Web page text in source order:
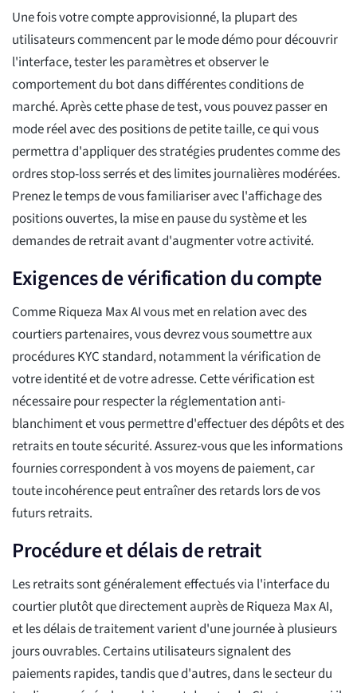
Une fois votre compte approvisionné, la plupart des
utilisateurs commencent par le mode démo pour découvrir
l'interface, tester les paramètres et observer le
comportement du bot dans différentes conditions de
marché. Après cette phase de test, vous pouvez passer en
mode réel avec des positions de petite taille, ce qui vous
permettra d'appliquer des stratégies prudentes comme des
ordres stop-loss serrés et des limites journalières modérées.
Prenez le temps de vous familiariser avec l'affichage des
positions ouvertes, la mise en pause du système et les
demandes de retrait avant d'augmenter votre activité.
Exigences de vérification du compte
Comme Riqueza Max AI vous met en relation avec des
courtiers partenaires, vous devrez vous soumettre aux
procédures KYC standard, notamment la vérification de
votre identité et de votre adresse. Cette vérification est
nécessaire pour respecter la réglementation anti-
blanchiment et vous permettre d'effectuer des dépôts et des
retraits en toute sécurité. Assurez-vous que les informations
fournies correspondent à vos moyens de paiement, car
toute incohérence peut entraîner des retards lors de vos
futurs retraits.
Procédure et délais de retrait
Les retraits sont généralement effectués via l'interface du
courtier plutôt que directement auprès de Riqueza Max AI,
et les délais de traitement varient d'une journée à plusieurs
jours ouvrables. Certains utilisateurs signalent des
paiements rapides, tandis que d'autres, dans le secteur du